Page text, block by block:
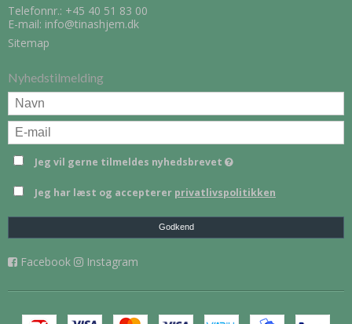
Telefonnr.: +45 40 51 83 00
E-mail: info@tinashjem.dk
Sitemap
Nyhedstilmelding
Jeg vil gerne tilmeldes nyhedsbrevet
Jeg har læst og accepterer privatlivspolitikken
Godkend
Facebook Instagram